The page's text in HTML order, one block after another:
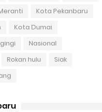
Kota Pekanbaru
Kota Dumai
Nasional
Rokan hulu
Siak